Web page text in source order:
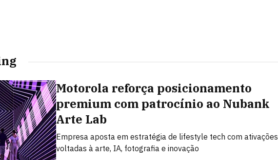
Motorola reforça posicionamento
premium com patrocínio ao Nubank
Arte Lab
Empresa aposta em estratégia de lifestyle tech com ativações
voltadas à arte, IA, fotografia e inovação